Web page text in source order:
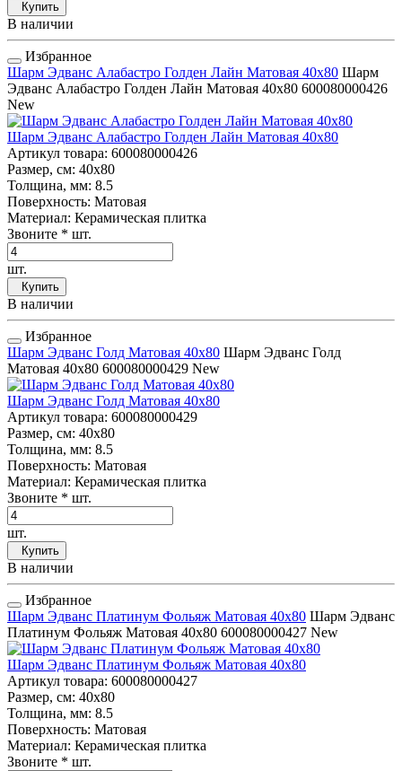
Купить
В наличии
Избранное
Шарм Эдванс Алабастро Голден Лайн Матовая 40x80 Шарм
Эдванс Алабастро Голден Лайн Матовая 40x80 600080000426
New
Шарм Эдванс Алабастро Голден Лайн Матовая 40x80
Артикул товара: 600080000426
Размер, см: 40x80
Толщина, мм: 8.5
Поверхность: Матовая
Материал: Керамическая плитка
Звоните * шт.
шт.
Купить
В наличии
Избранное
Шарм Эдванс Голд Матовая 40x80 Шарм Эдванс Голд
Матовая 40x80 600080000429 New
Шарм Эдванс Голд Матовая 40x80
Артикул товара: 600080000429
Размер, см: 40x80
Толщина, мм: 8.5
Поверхность: Матовая
Материал: Керамическая плитка
Звоните * шт.
шт.
Купить
В наличии
Избранное
Шарм Эдванс Платинум Фольяж Матовая 40x80 Шарм Эдванс
Платинум Фольяж Матовая 40x80 600080000427 New
Шарм Эдванс Платинум Фольяж Матовая 40x80
Артикул товара: 600080000427
Размер, см: 40x80
Толщина, мм: 8.5
Поверхность: Матовая
Материал: Керамическая плитка
Звоните * шт.